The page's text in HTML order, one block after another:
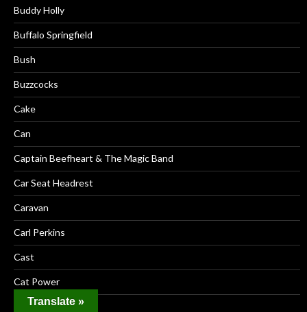
Buddy Holly
Buffalo Springfield
Bush
Buzzcocks
Cake
Can
Captain Beefheart & The Magic Band
Car Seat Headrest
Caravan
Carl Perkins
Cast
Cat Power
Cat Stevens
Translate »